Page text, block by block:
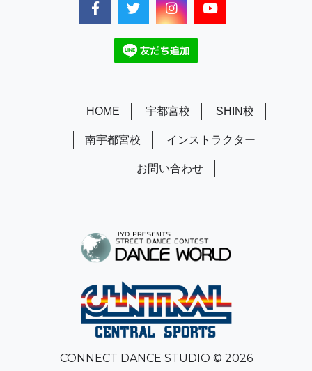
HOME 宇都宮校 SHIN校
南宇都宮校 インストラクター
お問い合わせ
CONNECT DANCE STUDIO © 2026